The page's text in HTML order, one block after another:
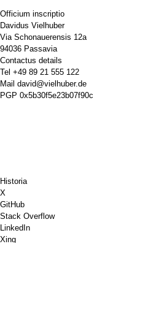
Officium inscriptio
Davidus Vielhuber
Via Schonauerensis 12a
94036 Passavia
Contactus details
Tel +49 89 21 555 122
Mail david@vielhuber.de
PGP 0x5b30f5e23b07f90c
Historia
X
GitHub
Stack Overflow
LinkedIn
Xing